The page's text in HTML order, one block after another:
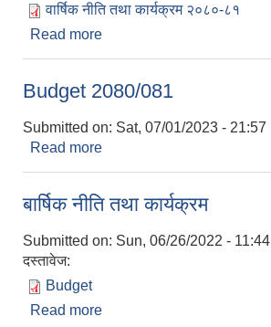
वार्षिक नीति तथा कार्यक्रम २०८०-८१
Read more
Budget 2080/081
Submitted on: Sat, 07/01/2023 - 21:57
Read more
बार्षिक नीति तथा कार्यक्रम
Submitted on: Sun, 06/26/2022 - 11:44
दस्तावेज:
Budget
Read more